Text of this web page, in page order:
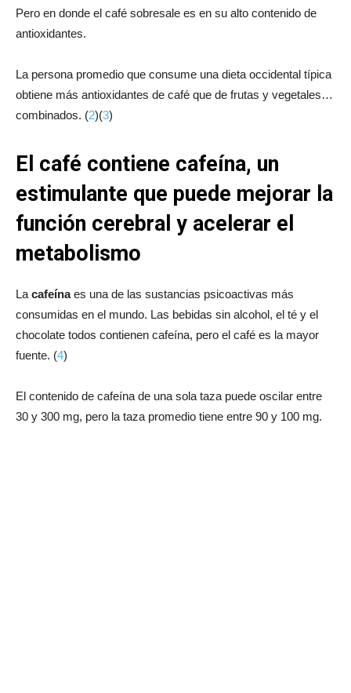
Pero en donde el café sobresale es en su alto contenido de
antioxidantes.
La persona promedio que consume una dieta occidental típica
obtiene más antioxidantes de café que de frutas y vegetales…
combinados. (2)(3)
El café contiene cafeína, un
estimulante que puede mejorar la
función cerebral y acelerar el
metabolismo
La cafeínaes una de las sustancias psicoactivas más
consumidas en el mundo. Las bebidas sin alcohol, el té y el
chocolate todos contienen cafeína, pero el café es la mayor
fuente. (4)
El contenido de cafeína de una sola taza puede oscilar entre
30 y 300 mg, pero la taza promedio tiene entre 90 y 100 mg.